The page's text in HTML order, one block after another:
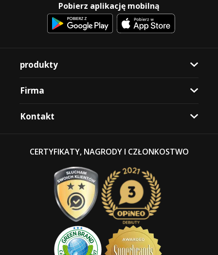
Pobierz aplikację mobilną
produkty
Firma
Kontakt
CERTYFIKATY, NAGRODY I CZŁONKOSTWO